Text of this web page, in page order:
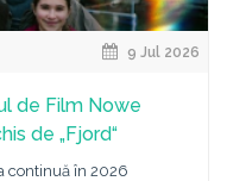
9 Jul 2026
de Film Nowe
de „Fjord“
continuă în 2026